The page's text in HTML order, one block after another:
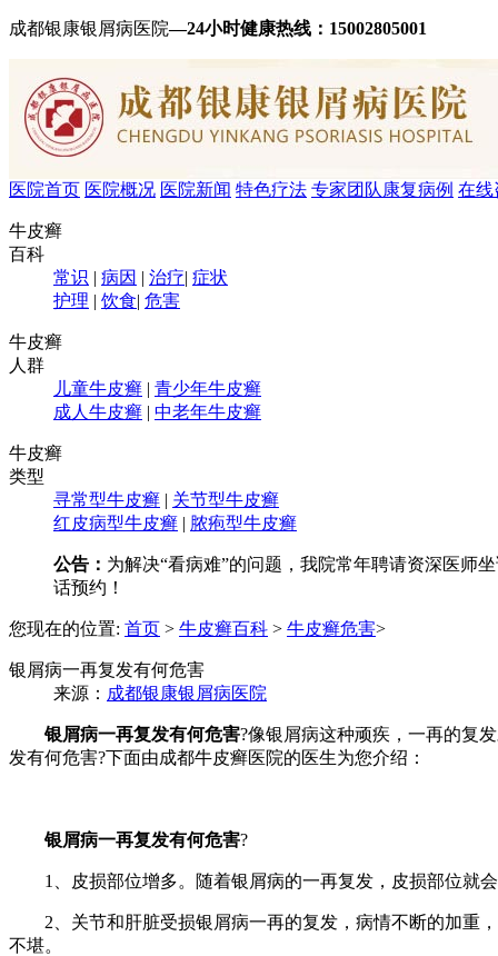
成都银康银屑病医院—24小时健康热线： 15002805001
医院首页 医院概况 医院新闻 特色疗法 专家团队 康复病例 在线
牛皮癣
百科
常识 | 病因 | 治疗| 症状
护理 | 饮食| 危害
牛皮癣
人群
儿童牛皮癣 | 青少年牛皮癣
成人牛皮癣 | 中老年牛皮癣
牛皮癣
类型
寻常型牛皮癣 | 关节型牛皮癣
红皮病型牛皮癣 | 脓疱型牛皮癣
公告： 为解决“看病难”的问题，我院常年聘请资深医师
话预约！
您现在的位置: 首页 > 牛皮癣百科 > 牛皮癣危害>
银屑病一再复发有何危害
来源： 成都银康银屑病医院
银屑病一再复发有何危害?像银屑病这种顽疾，一再的复
发有何危害?下面由成都牛皮癣医院的医生为您介绍：
银屑病一再复发有何危害?
1、皮损部位增多。随着银屑病的一再复发，皮损部位就会
2、关节和肝脏受损银屑病一再的复发，病情不断的加重，
不堪。